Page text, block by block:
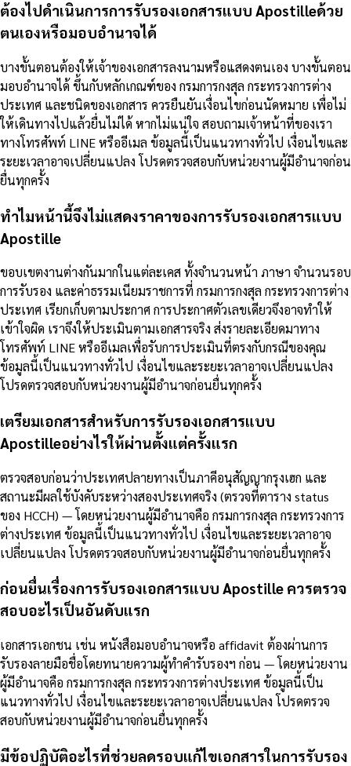
ต้องไปดำเนินการการรับรองเอกสารแบบ Apostilleด้วย
ตนเองหรือมอบอำนาจได้
บางขั้นตอนต้องให้เจ้าของเอกสารลงนามหรือแสดงตนเอง บางขั้นตอน
มอบอำนาจได้ ขึ้นกับหลักเกณฑ์ของ กรมการกงสุล กระทรวงการต่าง
ประเทศ และชนิดของเอกสาร ควรยืนยันเงื่อนไขก่อนนัดหมาย เพื่อไม่
ให้เดินทางไปแล้วยื่นไม่ได้ หากไม่แน่ใจ สอบถามเจ้าหน้าที่ของเรา
ทางโทรศัพท์ LINE หรืออีเมล ข้อมูลนี้เป็นแนวทางทั่วไป เงื่อนไขและ
ระยะเวลาอาจเปลี่ยนแปลง โปรดตรวจสอบกับหน่วยงานผู้มีอำนาจก่อน
ยื่นทุกครั้ง
ทำไมหน้านี้จึงไม่แสดงราคาของการรับรองเอกสารแบบ
Apostille
ขอบเขตงานต่างกันมากในแต่ละเคส ทั้งจำนวนหน้า ภาษา จำนวนรอบ
การรับรอง และค่าธรรมเนียมราชการที่ กรมการกงสุล กระทรวงการต่าง
ประเทศ เรียกเก็บตามประกาศ การประกาศตัวเลขเดียวจึงอาจทำให้
เข้าใจผิด เราจึงให้ประเมินตามเอกสารจริง ส่งรายละเอียดมาทาง
โทรศัพท์ LINE หรืออีเมลเพื่อรับการประเมินที่ตรงกับกรณีของคุณ
ข้อมูลนี้เป็นแนวทางทั่วไป เงื่อนไขและระยะเวลาอาจเปลี่ยนแปลง
โปรดตรวจสอบกับหน่วยงานผู้มีอำนาจก่อนยื่นทุกครั้ง
เตรียมเอกสารสำหรับการรับรองเอกสารแบบ
Apostilleอย่างไรให้ผ่านตั้งแต่ครั้งแรก
ตรวจสอบก่อนว่าประเทศปลายทางเป็นภาคีอนุสัญญากรุงเฮก และ
สถานะมีผลใช้บังคับระหว่างสองประเทศจริง (ตรวจที่ตาราง status
ของ HCCH) — โดยหน่วยงานผู้มีอำนาจคือ กรมการกงสุล กระทรวงการ
ต่างประเทศ ข้อมูลนี้เป็นแนวทางทั่วไป เงื่อนไขและระยะเวลาอาจ
เปลี่ยนแปลง โปรดตรวจสอบกับหน่วยงานผู้มีอำนาจก่อนยื่นทุกครั้ง
ก่อนยื่นเรื่องการรับรองเอกสารแบบ Apostille ควรตรวจ
สอบอะไรเป็นอันดับแรก
เอกสารเอกชน เช่น หนังสือมอบอำนาจหรือ affidavit ต้องผ่านการ
รับรองลายมือชื่อโดยทนายความผู้ทำคำรับรองฯ ก่อน — โดยหน่วยงาน
ผู้มีอำนาจคือ กรมการกงสุล กระทรวงการต่างประเทศ ข้อมูลนี้เป็น
แนวทางทั่วไป เงื่อนไขและระยะเวลาอาจเปลี่ยนแปลง โปรดตรวจ
สอบกับหน่วยงานผู้มีอำนาจก่อนยื่นทุกครั้ง
มีข้อปฏิบัติอะไรที่ช่วยลดรอบแก้ไขเอกสารในการรับรอง